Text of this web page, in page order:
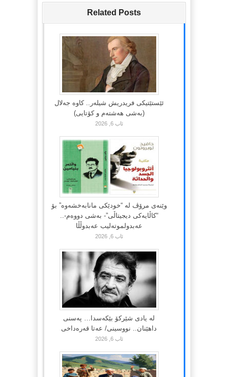
Related Posts
ئێستێتیکی فریدریش شیلەر.. کاوە جەلال
(بەشی هەشتەم و کۆتایی)
ئاب 6, 2026
وێنەی مرۆڤ لە “خودێکی مانابەخشەوە” بۆ
“کاڵایەکی دیجیتاڵی”- بەشی دووەم-..
عەبدولموتەلیب عەبدوڵڵا
ئاب 6, 2026
لە یادی شێرکۆ بێکەسدا… پەسنی
داهێنان.. نووسینی/ عەتا قەرەداخی
ئاب 6, 2026